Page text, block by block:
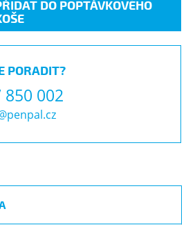
DO POPTÁVKOVÉHO
PORADIT?
850 002